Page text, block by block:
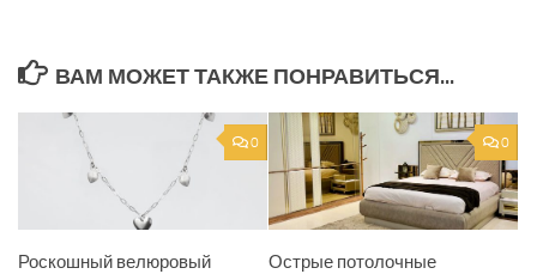
ВАМ МОЖЕТ ТАКЖЕ ПОНРАВИТЬСЯ...
0
Роскошный велюровый
0
Острые потолочные